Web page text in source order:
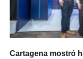
Cartagena mostró